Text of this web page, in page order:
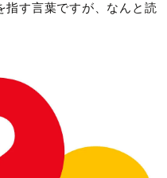
指す言葉ですが、なんと読